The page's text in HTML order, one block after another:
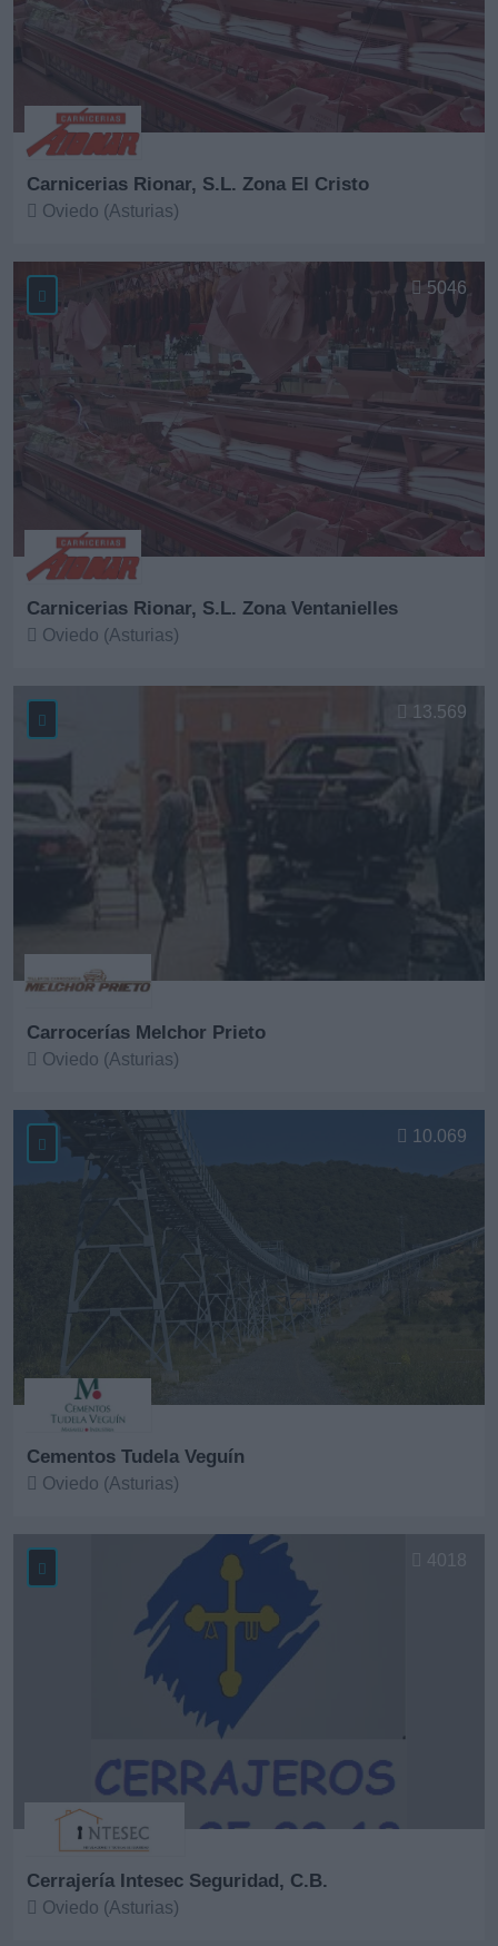
Carnicerias Rionar, S.L. Zona El Cristo
Oviedo (Asturias)
Carnicerias Rionar, S.L. Zona Ventanielles
Oviedo (Asturias)
5046
Carrocerías Melchor Prieto
Oviedo (Asturias)
13.569
Cementos Tudela Veguín
Oviedo (Asturias)
10.069
Cerrajería Intesec Seguridad, C.B.
Oviedo (Asturias)
4018